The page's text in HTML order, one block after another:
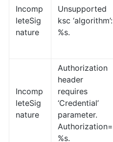
Incomp
leteSig
nature
Unsupported
ksc ‘algorithm’:
%s.
Incomp
leteSig
nature
Authorization
header
requires
‘Credential’
parameter.
Authorization=
%s.